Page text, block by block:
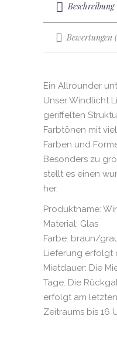
Beschreibung
Bewertungen
Ein Allrounder
Unser Windlicht
geriffelten
Farbtönen mit
Farben und
Besonders zu
stellt es einen
her.
Produktname:
Material: Glas
Farbe: braun/
Lieferung erfolgt
Mietdauer: Die
Tage. Die
erfolgt am
Zeitraums bis 16